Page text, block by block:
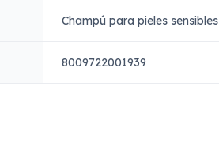
Champú para pieles sensibles
8009722001939